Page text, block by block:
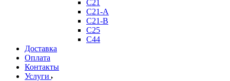
С21
С21-А
С21-В
С25
С44
Доставка
Оплата
Контакты
Услуги